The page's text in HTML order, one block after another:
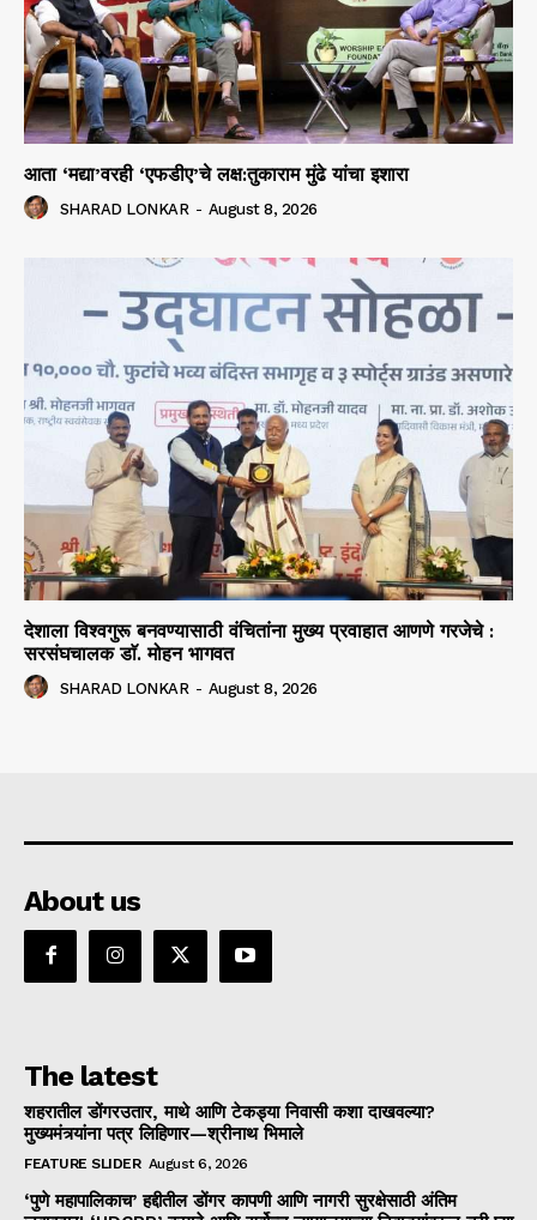
आता ‘मद्या’वरही ‘एफडीए’चे लक्ष:तुकाराम मुंढे यांचा इशारा
SHARAD LONKAR - August 8, 2026
देशाला विश्वगुरू बनवण्यासाठी वंचितांना मुख्य प्रवाहात आणणे गरजेचे :
सरसंघचालक डाॅ. मोहन भागवत
SHARAD LONKAR - August 8, 2026
About us
The latest
शहरातील डोंगरउतार, माथे आणि टेकड्या निवासी कशा दाखवल्या?
मुख्यमंत्र्यांना पत्र लिहिणार—श्रीनाथ भिमाले
FEATURE SLIDER August 6, 2026
‘पुणे महापालिकाच’ हद्दीतील डोंगर कापणी आणि नागरी सुरक्षेसाठी अंतिम